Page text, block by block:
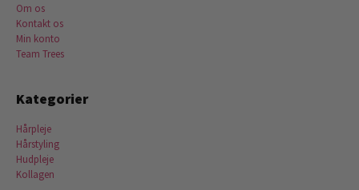
Om os
Kontakt os
Min konto
Team Trees
Kategorier
Hårpleje
Hårstyling
Hudpleje
Kollagen